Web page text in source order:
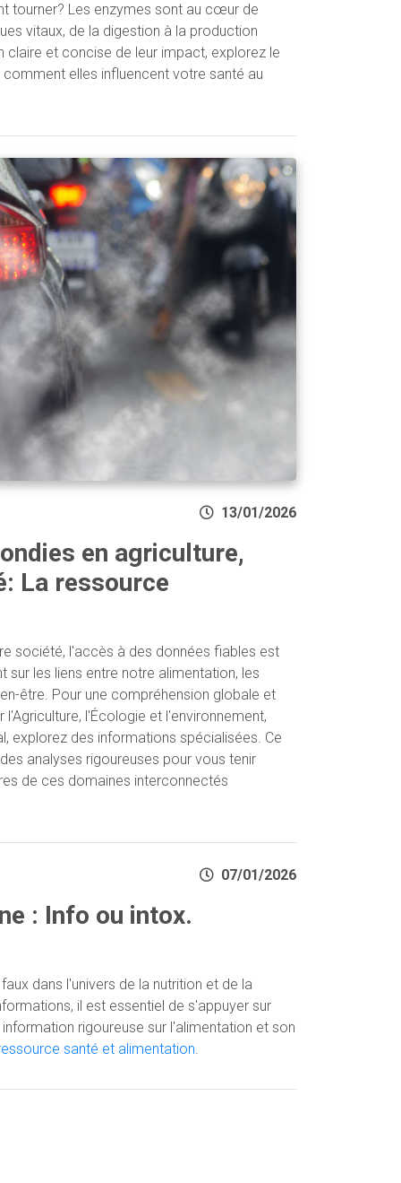
tourner? Les enzymes sont au cœur de
vitaux, de la digestion à la production
claire et concise de leur impact, explorez le
elles influencent votre santé au
13/01/2026
en agriculture,
La ressource
société, l'accès à des données fiables est
sur les liens entre notre alimentation, les
être. Pour une compréhension globale et
l'Écologie et l'environnement,
explorez des informations spécialisées. Ce
analyses rigoureuses pour vous tenir
de ces domaines interconnectés
07/01/2026
: Info ou intox.
dans l'univers de la nutrition et de la
il est essentiel de s'appuyer sur
rigoureuse sur l'alimentation et son
santé et alimentation.